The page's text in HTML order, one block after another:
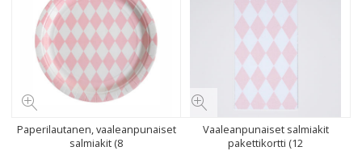
Paperilautanen, vaaleanpunaiset
salmiakit (8
Vaaleanpunaiset salmiakit
pakettikortti (12